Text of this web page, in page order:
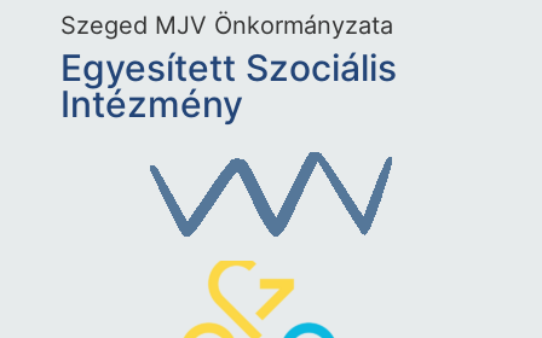
Szeged MJV Önkormányzata
Egyesített Szociális
Intézmény